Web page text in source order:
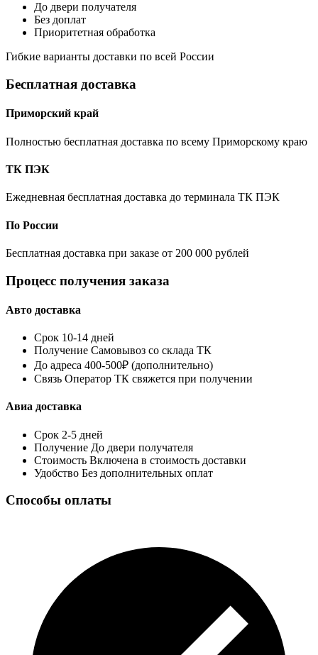
До двери получателя
Без доплат
Приоритетная обработка
Гибкие варианты доставки по всей России
Бесплатная доставка
Приморский край
Полностью бесплатная доставка по всему Приморскому краю
ТК ПЭК
Ежедневная бесплатная доставка до терминала ТК ПЭК
По России
Бесплатная доставка при заказе от 200 000 рублей
Процесс получения заказа
Авто доставка
Срок 10-14 дней
Получение Самовывоз со склада ТК
До адреса 400-500₽ (дополнительно)
Связь Оператор ТК свяжется при получении
Авиа доставка
Срок 2-5 дней
Получение До двери получателя
Стоимость Включена в стоимость доставки
Удобство Без дополнительных оплат
Способы оплаты